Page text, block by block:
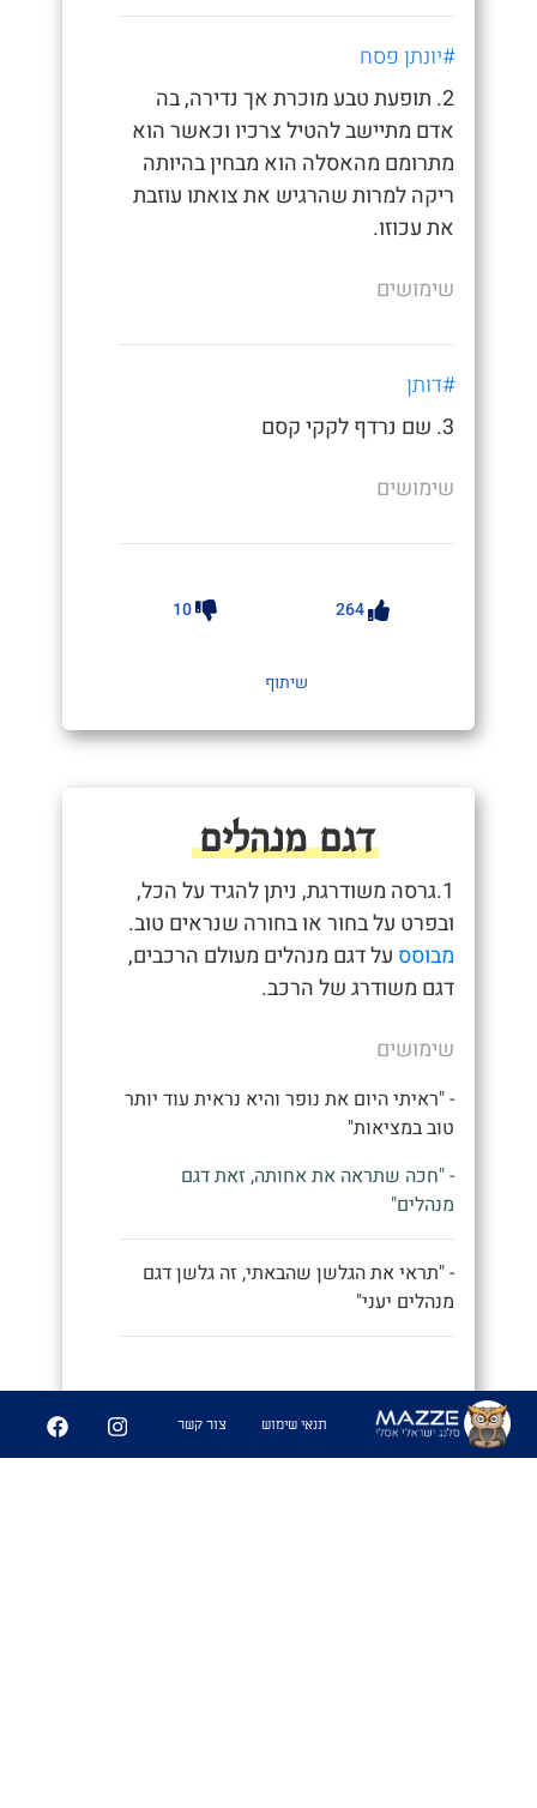
#יונתן פסח
2. תופעת טבע מוכרת אך נדירה, בה
אדם מתיישב להטיל צרכיו וכאשר הוא
מתרומם מהאסלה הוא מבחין בהיותה
ריקה למרות שהרגיש את צואתו עוזבת
את עכוזו.
שימושים
#דותן
3. שם נרדף לקקי קסם
שימושים
264
10
שיתוף
דגם מנהלים
1.גרסה משודרגת, ניתן להגיד על הכל,
ובפרט על בחור או בחורה שנראים טוב.
מבוסס על דגם מנהלים מעולם הרכבים,
דגם משודרג של הרכב.
שימושים
- "ראיתי היום את נופר והיא נראית עוד יותר
טוב במציאות"
- "חכה שתראה את אחותה, זאת דגם
מנהלים"
- "תראי את הגלשן שהבאתי, זה גלשן דגם
מנהלים יעני"
תנאי שימוש צור קשר